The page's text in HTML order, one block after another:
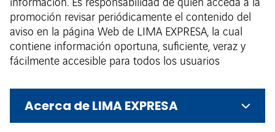
información. Es responsabilidad de quien acceda a la
promoción revisar periódicamente el contenido del
aviso en la página Web de LIMA EXPRESA, la cual
contiene información oportuna, suficiente, veraz y
fácilmente accesible para todos los usuarios
Acerca de LIMA EXPRESA